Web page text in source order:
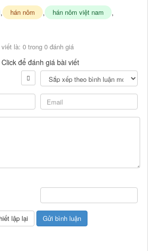
, hán nôm , hán nôm việt nam ,
là: 0 trong 0 đánh giá
Click để đánh giá bài viết